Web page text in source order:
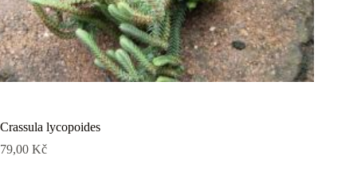
Crassula lycopoides
79,00 Kč